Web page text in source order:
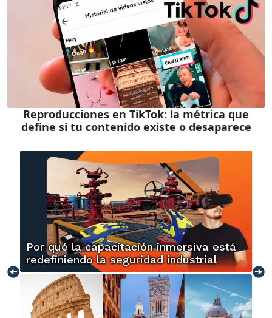
Reproducciones en TikTok: la métrica que
define si tu contenido existe o desaparece
Por qué la capacitación inmersiva está
redefiniendo la seguridad industrial